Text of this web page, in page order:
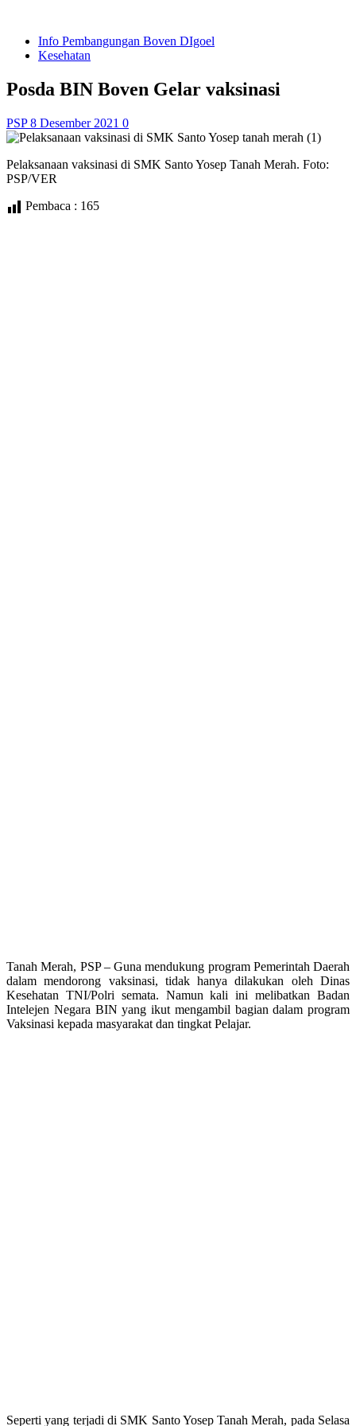
Info Pembangungan Boven DIgoel
Kesehatan
Posda BIN Boven Gelar vaksinasi
PSP8 Desember 2021 0
Pelaksanaan vaksinasi di SMK Santo Yosep Tanah Merah. Foto:
PSP/VER
Pembaca : 165
Tanah Merah, PSP – Guna mendukung program Pemerintah Daerah
dalam mendorong vaksinasi, tidak hanya dilakukan oleh Dinas
Kesehatan TNI/Polri semata. Namun kali ini melibatkan Badan
Intelejen Negara BIN yang ikut mengambil bagian dalam program
Vaksinasi kepada masyarakat dan tingkat Pelajar.
Seperti yang terjadi di SMK Santo Yosep Tanah Merah, pada Selasa